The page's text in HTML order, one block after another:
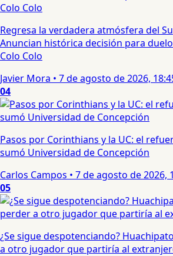
Regresa la verdadera atmósfera del
Anuncian histórica decisión para
Colo Colo
Javier Mora • 7 de agosto de 2026,
04
Pasos por Corinthians y la UC: el
sumó Universidad de Concepción
Carlos Campos • 7 de agosto de 2026,
05
¿Se sigue despotenciando?
a otro jugador que partiría al